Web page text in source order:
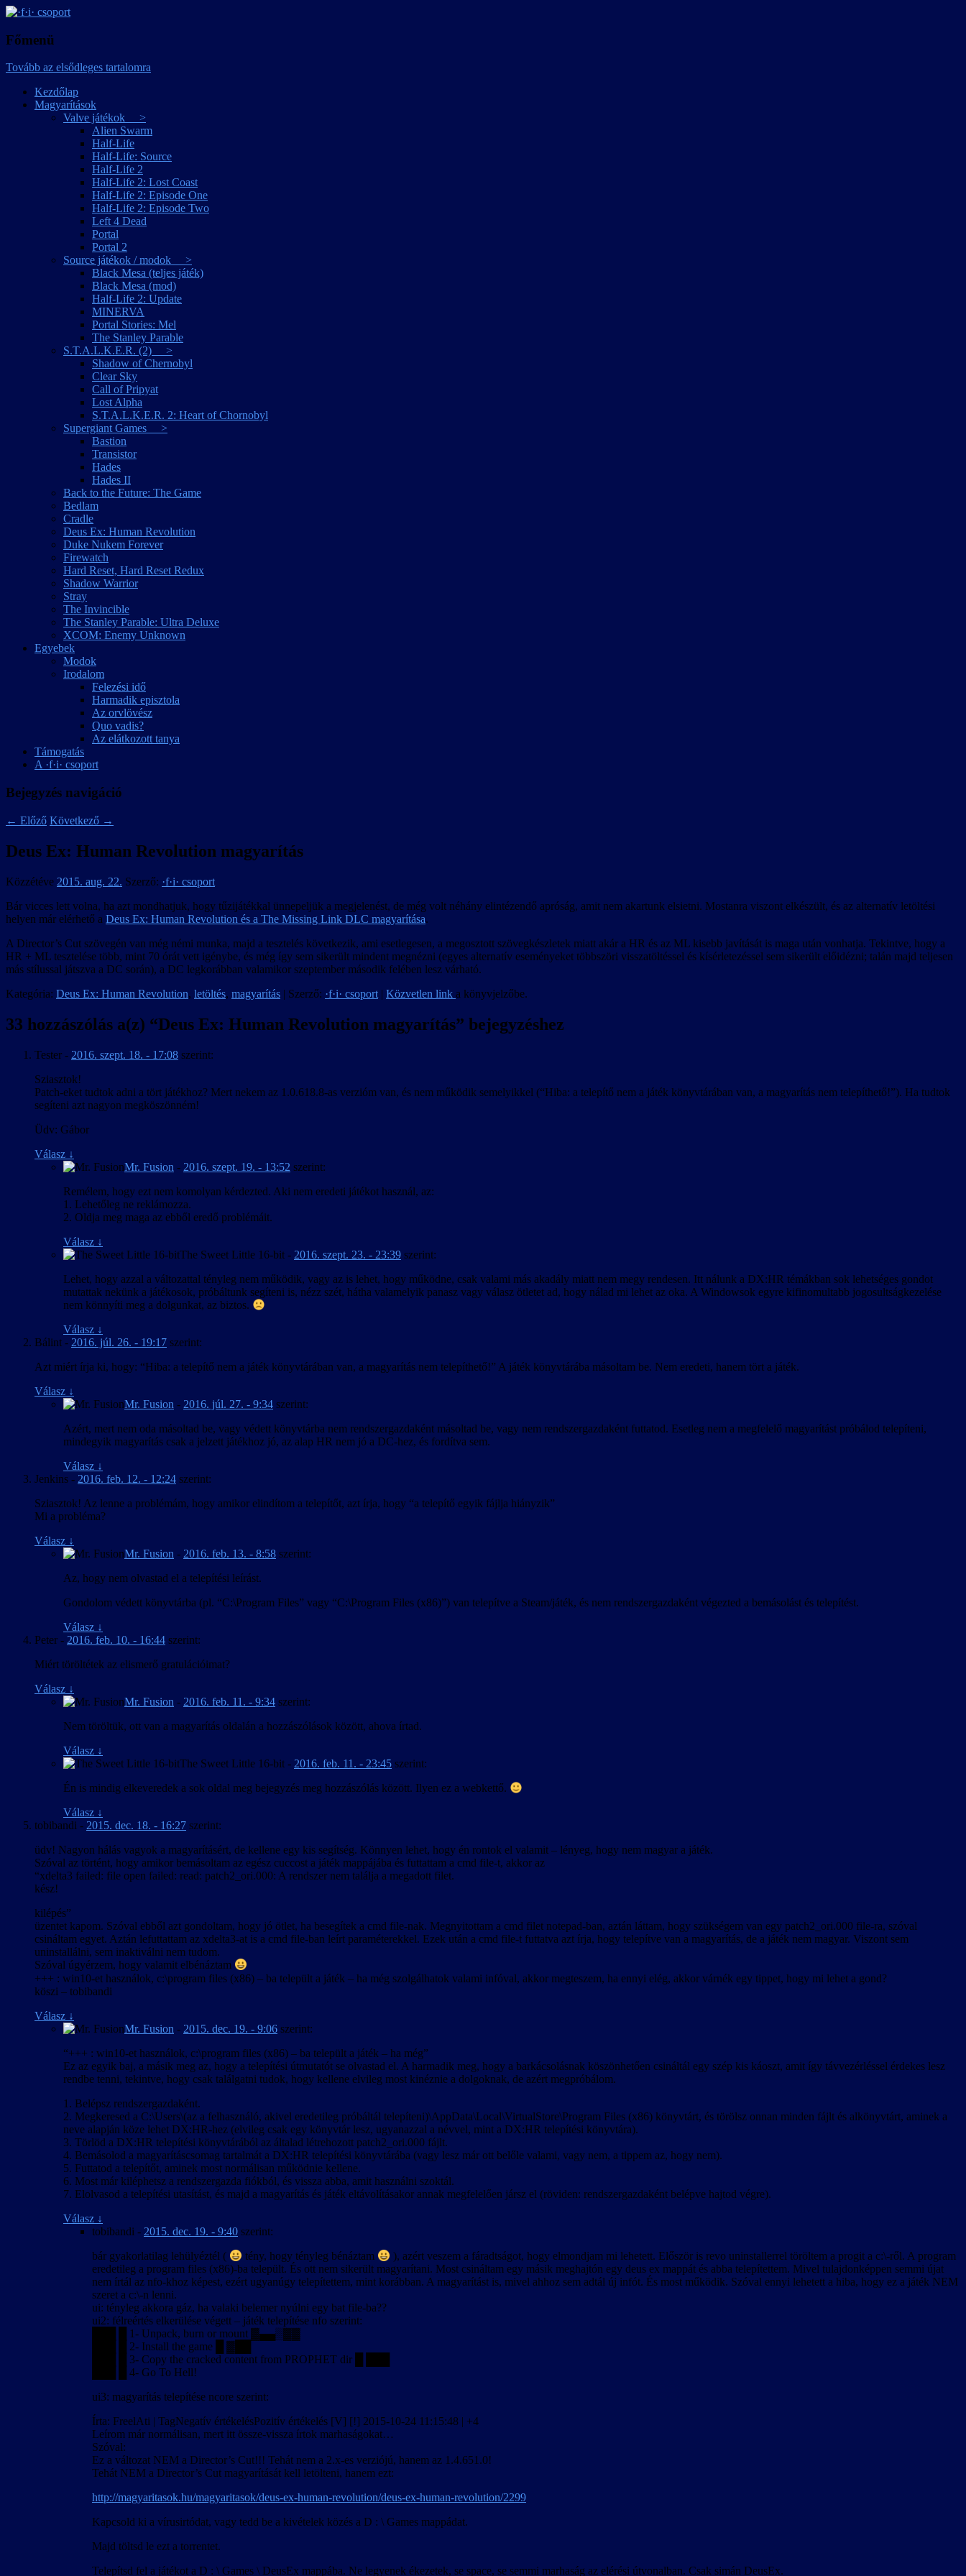
·f·i· csoport
Főmenü
Tovább az elsődleges tartalomra
Kezdőlap
Magyarítások
Valve játékok >
Alien Swarm
Half-Life
Half-Life: Source
Half-Life 2
Half-Life 2: Lost Coast
Half-Life 2: Episode One
Half-Life 2: Episode Two
Left 4 Dead
Portal
Portal 2
Source játékok / modok >
Black Mesa (teljes játék)
Black Mesa (mod)
Half-Life 2: Update
MINERVA
Portal Stories: Mel
The Stanley Parable
S.T.A.L.K.E.R. (2) >
Shadow of Chernobyl
Clear Sky
Call of Pripyat
Lost Alpha
S.T.A.L.K.E.R. 2: Heart of Chornobyl
Supergiant Games >
Bastion
Transistor
Hades
Hades II
Back to the Future: The Game
Bedlam
Cradle
Deus Ex: Human Revolution
Duke Nukem Forever
Firewatch
Hard Reset, Hard Reset Redux
Shadow Warrior
Stray
The Invincible
The Stanley Parable: Ultra Deluxe
XCOM: Enemy Unknown
Egyebek
Modok
Irodalom
Felezési idő
Harmadik episztola
Az orvlövész
Quo vadis?
Az elátkozott tanya
Támogatás
A ·f·i· csoport
Bejegyzés navigáció
← Előző Következő →
Deus Ex: Human Revolution magyarítás
Közzétéve 2015. aug. 22. Szerző: ·f·i· csoport
Bár vicces lett volna, ha azt mondhatjuk, hogy tűzijátékkal ünnepeljük a megjelenést, de még volt néhány elintézendő apróság, amit nem akartunk elsietni. Mostanra viszont elkészült, és az alternatív letöltési
helyen már elérhető a Deus Ex: Human Revolution és a The Missing Link DLC magyarítása.
A Director’s Cut szövegén van még némi munka, majd a tesztelés következik, ami esetlegesen, a megosztott szövegkészletek miatt akár a HR és az ML kisebb javítását is maga után vonhatja. Tekintve, hogy a
HR + ML tesztelése több, mint 70 órát vett igénybe, és még így sem sikerült mindent megnézni (egyes alternatív eseményeket többszöri visszatöltéssel és kísérletezéssel sem sikerült előidézni; talán majd teljesen
más stílussal játszva a DC során), a DC legkorábban valamikor szeptember második felében lesz várható.
Kategória: Deus Ex: Human Revolution, letöltés, magyarítás | Szerző: ·f·i· csoport | Közvetlen link a könyvjelzőbe.
33 hozzászólás a(z) “Deus Ex: Human Revolution magyarítás” bejegyzéshez
Tester - 2016. szept. 18. - 17:08 szerint:
Sziasztok!
Patch-eket tudtok adni a tört játékhoz? Mert nekem az 1.0.618.8-as verzióm van, és nem működik semelyikkel (“Hiba: a telepítő nem a játék könyvtárában van, a magyarítás nem telepíthető!”). Ha tudtok
segíteni azt nagyon megköszönném!
Üdv: Gábor
Válasz ↓
Mr. Fusion - 2016. szept. 19. - 13:52 szerint:
Remélem, hogy ezt nem komolyan kérdezted. Aki nem eredeti játékot használ, az:
1. Lehetőleg ne reklámozza.
2. Oldja meg maga az ebből eredő problémáit.
Válasz ↓
The Sweet Little 16-bit - 2016. szept. 23. - 23:39 szerint:
Lehet, hogy azzal a változattal tényleg nem működik, vagy az is lehet, hogy működne, csak valami más akadály miatt nem megy rendesen. Itt nálunk a DX:HR témákban sok lehetséges gondot
mutattak nekünk a játékosok, próbáltunk segíteni is, nézz szét, hátha valamelyik panasz vagy válasz ötletet ad, hogy nálad mi lehet az oka. A Windowsok egyre kifinomultabb jogosultságkezelése
nem könnyíti meg a dolgunkat, az biztos.
Válasz ↓
Bálint - 2016. júl. 26. - 19:17 szerint:
Azt miért írja ki, hogy: “Hiba: a telepítő nem a játék könyvtárában van, a magyarítás nem telepíthető!” A játék könyvtárába másoltam be. Nem eredeti, hanem tört a játék.
Válasz ↓
Mr. Fusion - 2016. júl. 27. - 9:34 szerint:
Azért, mert nem oda másoltad be, vagy védett könyvtárba nem rendszergazdaként másoltad be, vagy nem rendszergazdaként futtatod. Esetleg nem a megfelelő magyarítást próbálod telepíteni,
mindegyik magyarítás csak a jelzett játékhoz jó, az alap HR nem jó a DC-hez, és fordítva sem.
Válasz ↓
Jenkins - 2016. feb. 12. - 12:24 szerint:
Sziasztok! Az lenne a problémám, hogy amikor elindítom a telepítőt, azt írja, hogy “a telepítő egyik fájlja hiányzik”
Mi a probléma?
Válasz ↓
Mr. Fusion - 2016. feb. 13. - 8:58 szerint:
Az, hogy nem olvastad el a telepítési leírást.
Gondolom védett könyvtárba (pl. “C:\Program Files” vagy “C:\Program Files (x86)”) van telepítve a Steam/játék, és nem rendszergazdaként végezted a bemásolást és telepítést.
Válasz ↓
Peter - 2016. feb. 10. - 16:44 szerint:
Miért töröltétek az elismerő gratulációimat?
Válasz ↓
Mr. Fusion - 2016. feb. 11. - 9:34 szerint:
Nem töröltük, ott van a magyarítás oldalán a hozzászólások között, ahova írtad.
Válasz ↓
The Sweet Little 16-bit - 2016. feb. 11. - 23:45 szerint:
Én is mindig elkeveredek a sok oldal meg bejegyzés meg hozzászólás között. Ilyen ez a webkettő.
Válasz ↓
tobibandi - 2015. dec. 18. - 16:27 szerint:
üdv! Nagyon hálás vagyok a magyarításért, de kellene egy kis segítség. Könnyen lehet, hogy én rontok el valamit – lényeg, hogy nem magyar a játék.
Szóval az történt, hogy amikor bemásoltam az egész cuccost a játék mappájába és futtattam a cmd file-t, akkor az
“xdelta3 failed: file open failed: read: patch2_ori.000: A rendszer nem találja a megadott filet.
kész!
kilépés”
üzentet kapom. Szóval ebből azt gondoltam, hogy jó ötlet, ha besegítek a cmd file-nak. Megnyitottam a cmd filet notepad-ban, aztán láttam, hogy szükségem van egy patch2_ori.000 file-ra, szóval
csináltam egyet. Aztán lefuttattam az xdelta3-at is a cmd file-ban leírt paraméterekkel. Ezek után a cmd file-t futtatva azt írja, hogy telepítve van a magyarítás, de a játék nem magyar. Viszont sem
uninstallálni, sem inaktiválni nem tudom.
Szóval úgyérzem, hogy valamit elbénáztam
+++ : win10-et használok, c:\program files (x86) – ba települt a játék – ha még szolgálhatok valami infóval, akkor megteszem, ha ennyi elég, akkor várnék egy tippet, hogy mi lehet a gond?
köszi – tobibandi
Válasz ↓
Mr. Fusion - 2015. dec. 19. - 9:06 szerint:
“+++ : win10-et használok, c:\program files (x86) – ba települt a játék – ha még”
Ez az egyik baj, a másik meg az, hogy a telepítési útmutatót se olvastad el. A harmadik meg, hogy a barkácsolásnak köszönhetően csináltál egy szép kis káoszt, amit így távvezérléssel érdekes lesz
rendbe tenni, tekintve, hogy csak találgatni tudok, hogy kellene elvileg most kinéznie a dolgoknak, de azért megpróbálom.
1. Belépsz rendszergazdaként.
2. Megkeresed a C:\Users\(az a felhasználó, akivel eredetileg próbáltál telepíteni)\AppData\Local\VirtualStore\Program Files (x86) könyvtárt, és törölsz onnan minden fájlt és alkönyvtárt, aminek a
neve alapján köze lehet DX:HR-hez (elvileg csak egy könyvtár lesz, ugyanazzal a névvel, mint a DX:HR telepítési könyvtára).
3. Törlöd a DX:HR telepítési könyvtárából az általad létrehozott patch2_ori.000 fájlt.
4. Bemásolod a magyarításcsomag tartalmát a DX:HR telepítési könyvtárába (vagy lesz már ott belőle valami, vagy nem, a tippem az, hogy nem).
5. Futtatod a telepítőt, aminek most normálisan működnie kellene.
6. Most már kiléphetsz a rendszergazda fiókból, és vissza abba, amit használni szoktál.
7. Elolvasod a telepítési utasítást, és majd a magyarítás és játék eltávolításakor annak megfelelően jársz el (röviden: rendszergazdaként belépve hajtod végre).
Válasz ↓
tobibandi - 2015. dec. 19. - 9:40 szerint:
bár gyakorlatilag lehülyéztél ( tény, hogy tényleg bénáztam
), azért veszem a fáradtságot, hogy elmondjam mi lehetett. Először is revo uninstallerrel töröltem a progit a c:\-ről. A program
eredetileg a program files (x86)-ba települt. És ott nem sikerült magyarítani. Most csináltam egy másik meghajtón egy deus ex mappát és abba telepítettem. Mivel tulajdonképpen semmi újat
nem írtál az nfo-khoz képest, ezért ugyanúgy telepítettem, mint korábban. A magyarítást is, mivel ahhoz sem adtál új infót. És most működik. Szóval ennyi lehetett a hiba, hogy ez a játék NEM
szeret a c:\-n lenni.
ui: tényleg akkora gáz, ha valaki belemer nyúlni egy bat file-ba??
ui2: félreértés elkerülése végett – játék telepítése nfo szerint:
███ █ 1- Unpack, burn or mount ▓▄▄▒▓▓
███ █ 2- Install the game █ ▓██
███ █ 3- Copy the cracked content from PROPHET dir █ ███
███ █ 4- Go To Hell!
ui3: magyarítás telepítése ncore szerint:
Írta: FreelAti | TagNegatív értékelésPozitív értékelés [V] [!] 2015-10-24 11:15:48 | +4
Leírom már normálisan, mert itt össze-vissza írtok marhaságokat…
Szóval:
Ez a változat NEM a Director’s Cut!!! Tehát nem a 2.x-es verziójú, hanem az 1.4.651.0!
Tehát NEM a Director’s Cut magyarítását kell letölteni, hanem ezt:
http://magyaritasok.hu/magyaritasok/deus-ex-human-revolution/deus-ex-human-revolution/2299
Kapcsold ki a vírusirtódat, vagy tedd be a kivételek közés a D : \ Games mappádat.
Majd töltsd le ezt a torrentet.
Telepítsd fel a játékot a D : \ Games \ DeusEx mappába. Ne legyenek ékezetek, se space, se semmi marhaság az elérési útvonalban. Csak simán DeusEx.